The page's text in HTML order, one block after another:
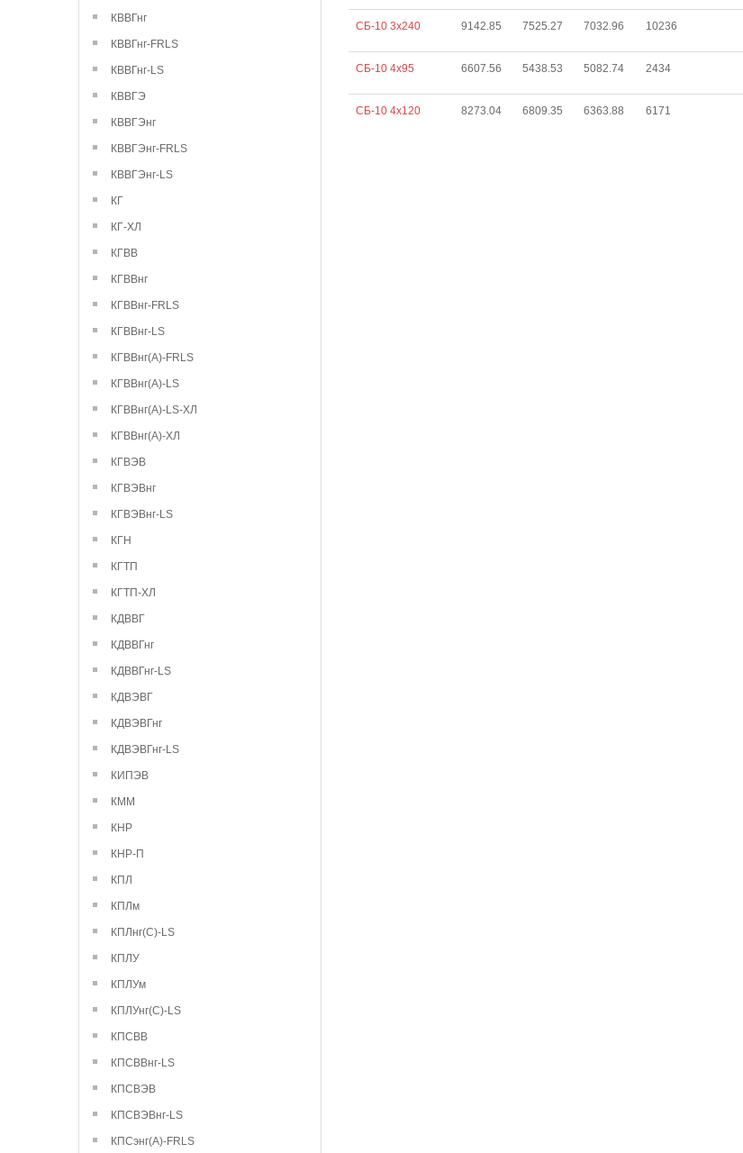
КВВГнг
КВВГнг-FRLS
КВВГнг-LS
КВВГЭ
КВВГЭнг
КВВГЭнг-FRLS
КВВГЭнг-LS
КГ
КГ-ХЛ
КГВВ
КГВВнг
КГВВнг-FRLS
КГВВнг-LS
КГВВнг(А)-FRLS
КГВВнг(А)-LS
КГВВнг(А)-LS-ХЛ
КГВВнг(А)-ХЛ
КГВЭВ
КГВЭВнг
КГВЭВнг-LS
КГН
КГТП
КГТП-ХЛ
КДВВГ
КДВВГнг
КДВВГнг-LS
КДВЭВГ
КДВЭВГнг
КДВЭВГнг-LS
КИПЭВ
КММ
КНР
КНР-П
КПЛ
КПЛм
КПЛнг(С)-LS
КПЛУ
КПЛУм
КПЛУнг(С)-LS
КПСВВ
КПСВВнг-LS
КПСВЭВ
КПСВЭВнг-LS
КПСэнг(А)-FRLS
СБ-10 3х240 9142.85 7525.27 7032.96 10236
СБ-10 4х95 6607.56 5438.53 5082.74 2434
СБ-10 4х120 8273.04 6809.35 6363.88 6171